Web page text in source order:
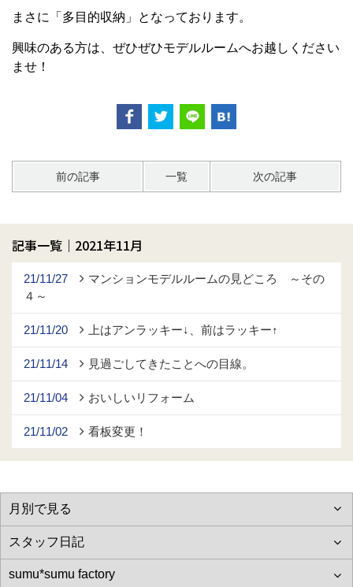
まさに「多目的収納」となっております。
興味のある方は、ぜひぜひモデルルームへお越しください
ませ！
前の記事 一覧 次の記事
記事一覧｜2021年11月
21/11/27
マンションモデルルームの見どころ ～その
４～
21/11/20 上はアンラッキー↓、前はラッキー↑
21/11/14 見過ごしてきたことへの目線。
21/11/04 おいしいリフォーム
21/11/02 看板変更！